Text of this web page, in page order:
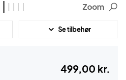
Zoom
Se tilbehør
499,00 kr.